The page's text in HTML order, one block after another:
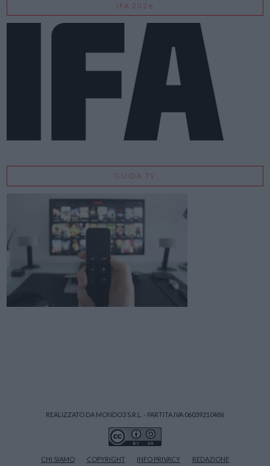
IFA 2026
GUIDA TV
REALIZZATO DA MONDO3 S.R.L. - PARTITA IVA 06039210486
CHI SIAMO COPYRIGHT INFO PRIVACY REDAZIONE